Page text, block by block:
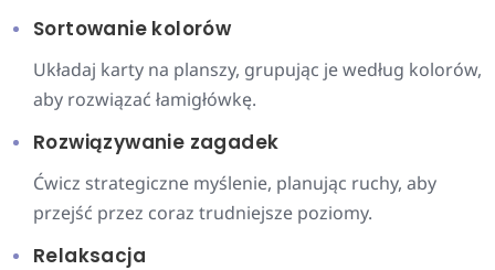
Sortowanie kolorów
Układaj karty na planszy, grupując je według kolorów,
aby rozwiązać łamigłówkę.
Rozwiązywanie zagadek
Ćwicz strategiczne myślenie, planując ruchy, aby
przejść przez coraz trudniejsze poziomy.
Relaksacja